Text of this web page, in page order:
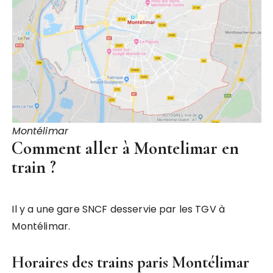
Montélimar
Comment aller à Montelimar en
train ?
Il y a une gare SNCF desservie par les TGV à
Montélimar.
Horaires des trains paris Montélimar